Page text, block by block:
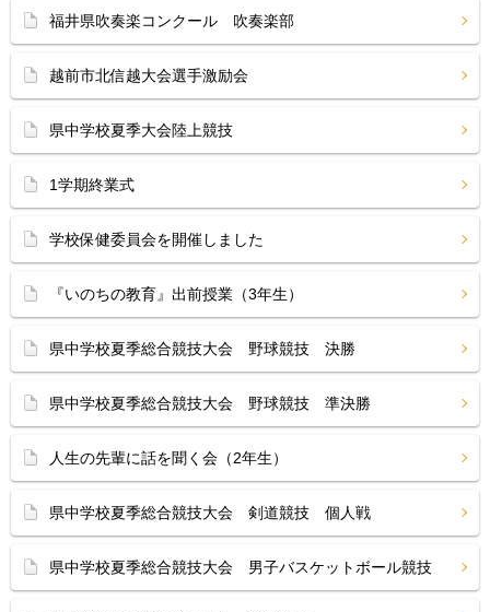
福井県吹奏楽コンクール 吹奏楽部
越前市北信越大会選手激励会
県中学校夏季大会陸上競技
1学期終業式
学校保健委員会を開催しました
『いのちの教育』出前授業（3年生）
県中学校夏季総合競技大会 野球競技 決勝
県中学校夏季総合競技大会 野球競技 準決勝
人生の先輩に話を聞く会（2年生）
県中学校夏季総合競技大会 剣道競技 個人戦
県中学校夏季総合競技大会 男子バスケットボール競技